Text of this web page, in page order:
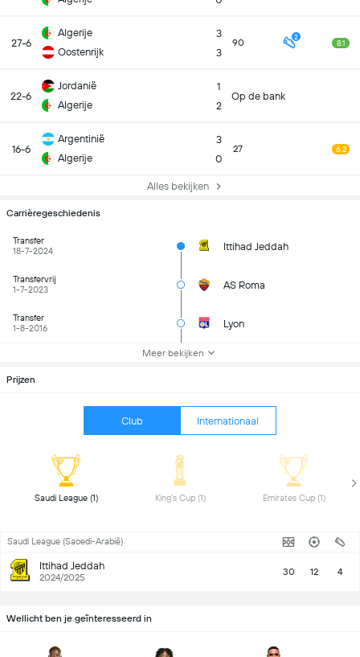
27-6
Algerije
Oostenrijk
3
3
90 2
8.1
22-6
Jordanië
Algerije
1
2
Op de bank
16-6
Argentinië
Algerije
3
0
27 6.2
Alles bekijken
Carrièregeschiedenis
Transfer
18-7-2024
Ittihad Jeddah
Transfervrij
1-7-2023
AS Roma
Transfer
1-8-2016
Lyon
Meer bekijken
Prijzen
Club Internationaal
Saudi League (1) King's Cup (1) Emirates Cup (1)
Saudi League (Saoedi-Arabië)
Ittihad Jeddah
2024/2025 30 12 4
Wellicht ben je geïnteresseerd in